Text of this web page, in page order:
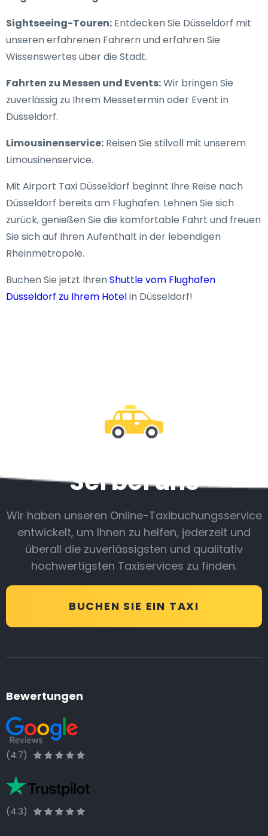
Sightseeing-Touren: Entdecken Sie Düsseldorf mit
unseren erfahrenen Fahrern und erfahren Sie
Wissenswertes über die Stadt.
Fahrten zu Messen und Events:Wir bringen Sie
zuverlässig zu Ihrem Messetermin oder Event in
Düsseldorf.
Limousinenservice: Reisen Sie stilvoll mit unserem
Limousinenservice.
Mit Airport Taxi Düsseldorf beginnt Ihre Reise nach
Düsseldorf bereits am Flughafen. Lehnen Sie sich
zurück, genießen Sie die komfortable Fahrt und freuen
Sie sich auf Ihren Aufenthalt in der lebendigen
Rheinmetropole.
Buchen Sie jetzt IhrenShuttle vom Flughafen
Düsseldorf zu Ihrem Hotelin Düsseldorf!
Sei bei uns
Wir haben unseren Online-Taxibuchungsservice
entwickelt, um Ihnen zu helfen, jederzeit und
überall die zuverlässigsten und qualitativ
hochwertigsten Taxiservices zu finden.
BUCHEN SIE EIN TAXI
Bewertungen
(4.7)
(4.3)